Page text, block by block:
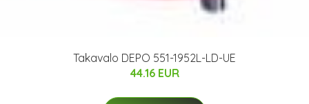
Takavalo DEPO 551-1952L-LD-UE
44.16 EUR